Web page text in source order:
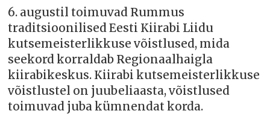
6. augustil toimuvad Rummus
traditsioonilised Eesti Kiirabi Liidu
kutsemeisterlikkuse võistlused, mida
seekord korraldab Regionaalhaigla
kiirabikeskus. Kiirabi kutsemeisterlikkuse
võistlustel on juubeliaasta, võistlused
toimuvad juba kümnendat korda.